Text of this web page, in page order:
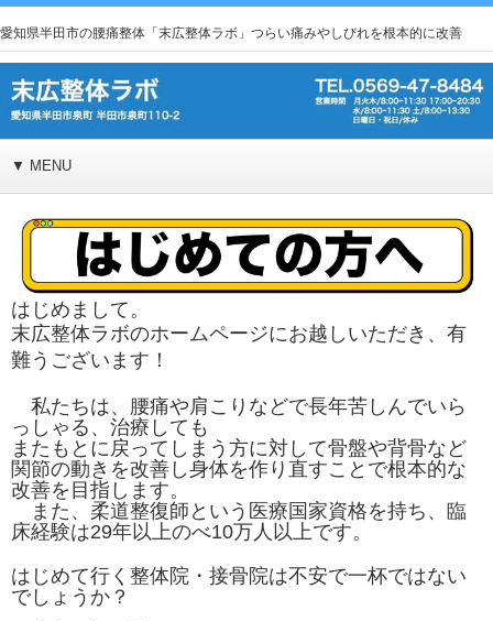
愛知県半田市の腰痛整体「末広整体ラボ」つらい痛みやしびれを根本的に改善
▼ MENU
はじめまして。
末広整体ラボのホームページにお越しいただき、 有
難うございます！
私たちは、腰痛や肩こりなどで長年苦しんでいら
っしゃる、治療しても
またもとに戻ってしまう方に対して骨盤や背骨など
関節の動きを改善し身体を作り直すことで根本的な
改善を目指します。
また、柔道整復師という医療国家資格を持ち、臨
床経験は29年以上のべ10万人以上です。
はじめて行く整体院・接骨院は不安で一杯ではない
でしょうか？